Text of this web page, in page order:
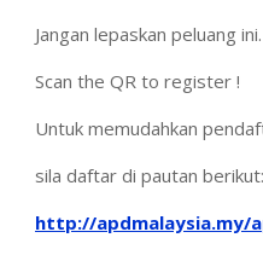
Jangan lepaskan peluang
Scan the QR to register !
Untuk memudahkan
sila daftar di pautan berikut:
http://apdmalaysia.my/